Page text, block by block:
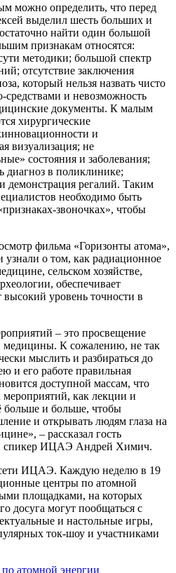
можно определить, что перед
выделил шесть больших и
найти один большой
признакам относятся:
методики; большой спектр
отсутствие заключения
который нельзя назвать чисто
и невозможность
документы. К малым
хирургические
и
визуализация; не
состояния и заболевания;
диагноз в поликлинике;
демонстрация регалий. Таким
необходимо быть
звоночках», чтобы
фильма «Горизонты атома»,
узнали о том, как радиационное
сельском хозяйстве,
обеспечивает
высокий уровень точности в
– это просвещение
медицины. К сожалению, не так
мыслить и разбираться до
и его работе правильная
доступной массам, что
мероприятий, как лекции и
больше и больше, чтобы
и открывать людям глаза на
– рассказал гость
спикер ИЦАЭ Андрей Химич.
ИЦАЭ. Каждую неделю в 19
центры по атомной
площадками, на которых
досуга могут пообщаться с
и настольные игры,
ток-шоу и участниками